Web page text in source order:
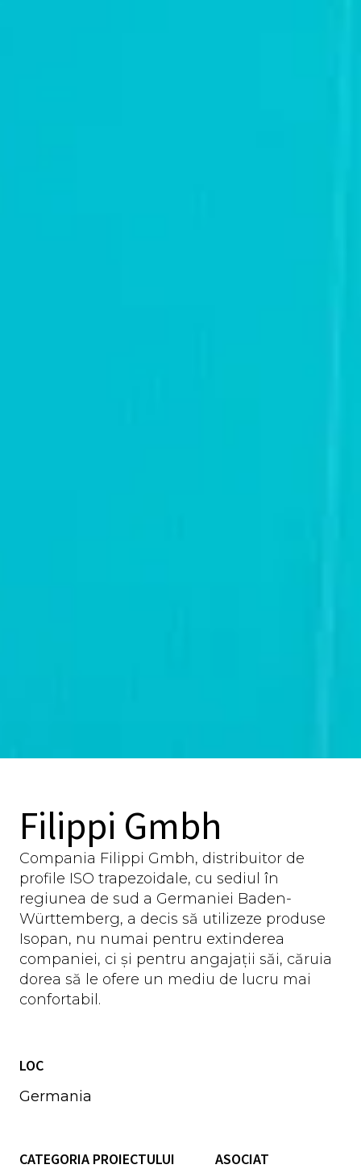
Filippi Gmbh
Compania Filippi Gmbh, distribuitor de
profile ISO trapezoidale, cu sediul în
regiunea de sud a Germaniei Baden-
Württemberg, a decis să utilizeze produse
Isopan, nu numai pentru extinderea
companiei, ci și pentru angajații săi, căruia
dorea să le ofere un mediu de lucru mai
confortabil.
CATEGORIA PROIECTULUI ASOCIAT
LOC
Germania